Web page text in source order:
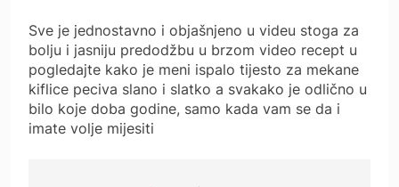
Sve je jednostavno i objašnjeno u videu stoga za
bolju i jasniju predodžbu u brzom video recept u
pogledajte kako je meni ispalo tijesto za mekane
kiflice peciva slano i slatko a svakako je odlično u
bilo koje doba godine, samo kada vam se da i
imate volje mijesiti